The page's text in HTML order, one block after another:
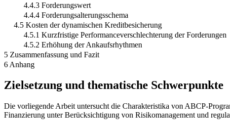
4.4.3 Forderungswert
4.4.4 Forderungsalterungsschema
4.5 Kosten der dynamischen Kreditbesicherung
4.5.1 Kurzfristige Performanceverschlechterung der Forderungen
4.5.2 Erhöhung der Ankaufsrhythmen
5 Zusammenfassung und Fazit
6 Anhang
Zielsetzung und thematische Schwerpunkte
Die vorliegende Arbeit untersucht die Charakteristika von ABCP-
Finanzierung unter Berücksichtigung von Risikomanagement und